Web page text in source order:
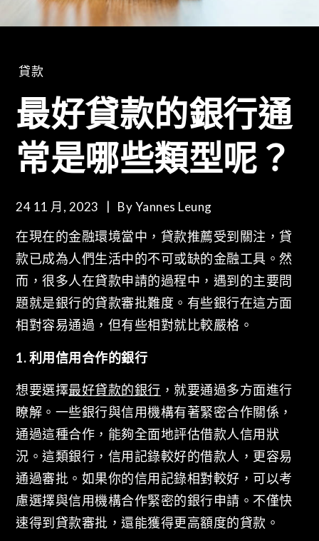
貸款
最好貸款的銀行通
常是哪些類型呢？
24 11 月, 2023 ByYannes Leung
在現在的金融環境當中，貸款推薦受到關注，貸
款已成為人們生活中的不可或缺的金融工具。然
而，很多人在貸款申請的過程中，遇到的主要問
題就是銀行的貸款審批難度。有些銀行在這方面
相對容易通過，但有些相對就比較嚴格。
1. 利用信用合作的銀行
想要選擇最好貸款的銀行 ，就要通過多方面進行
瞭解。一些銀行與信用機構有著緊密合作關係，
通過這種合作，能夠全面地評估借款人信用狀
況。這類銀行，信用記錄較好的借款人，更容易
通過審批。如果你的信用記錄相對較好，可以考
慮選擇與信用機構合作緊密的銀行申請。不僅快
速得到貸款審批，還能獲得更高額度的貸款。